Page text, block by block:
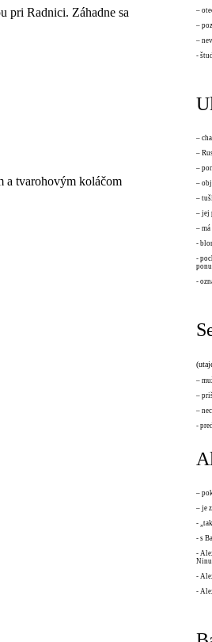
pri Radnici. Záhadne sa
a tvarohovým koláčom
–
–
–
-
–
–
–
–
–
– jej
–
-
-
-
–
–
–
-
–
– je
-
- s
-
-
-